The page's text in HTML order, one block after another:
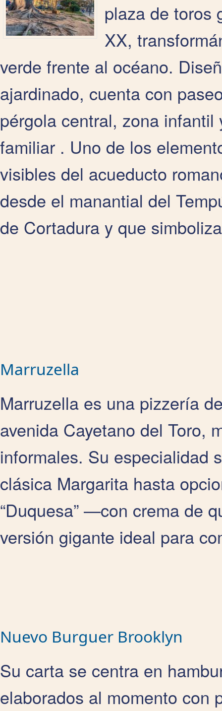
plaza de toros
XX,
verde frente al océano.
ajardinado, cuenta con
pérgola central, zona
familiar . Uno de los
visibles del acueducto
desde el manantial del
de Cortadura y que
Marruzella
Marruzella es una pizzería
avenida Cayetano del Toro,
informales. Su especialidad
clásica Margarita hasta
“Duquesa” —con crema de
versión gigante ideal para
Nuevo Burguer Brooklyn
Su carta se centra en
elaborados al momento con